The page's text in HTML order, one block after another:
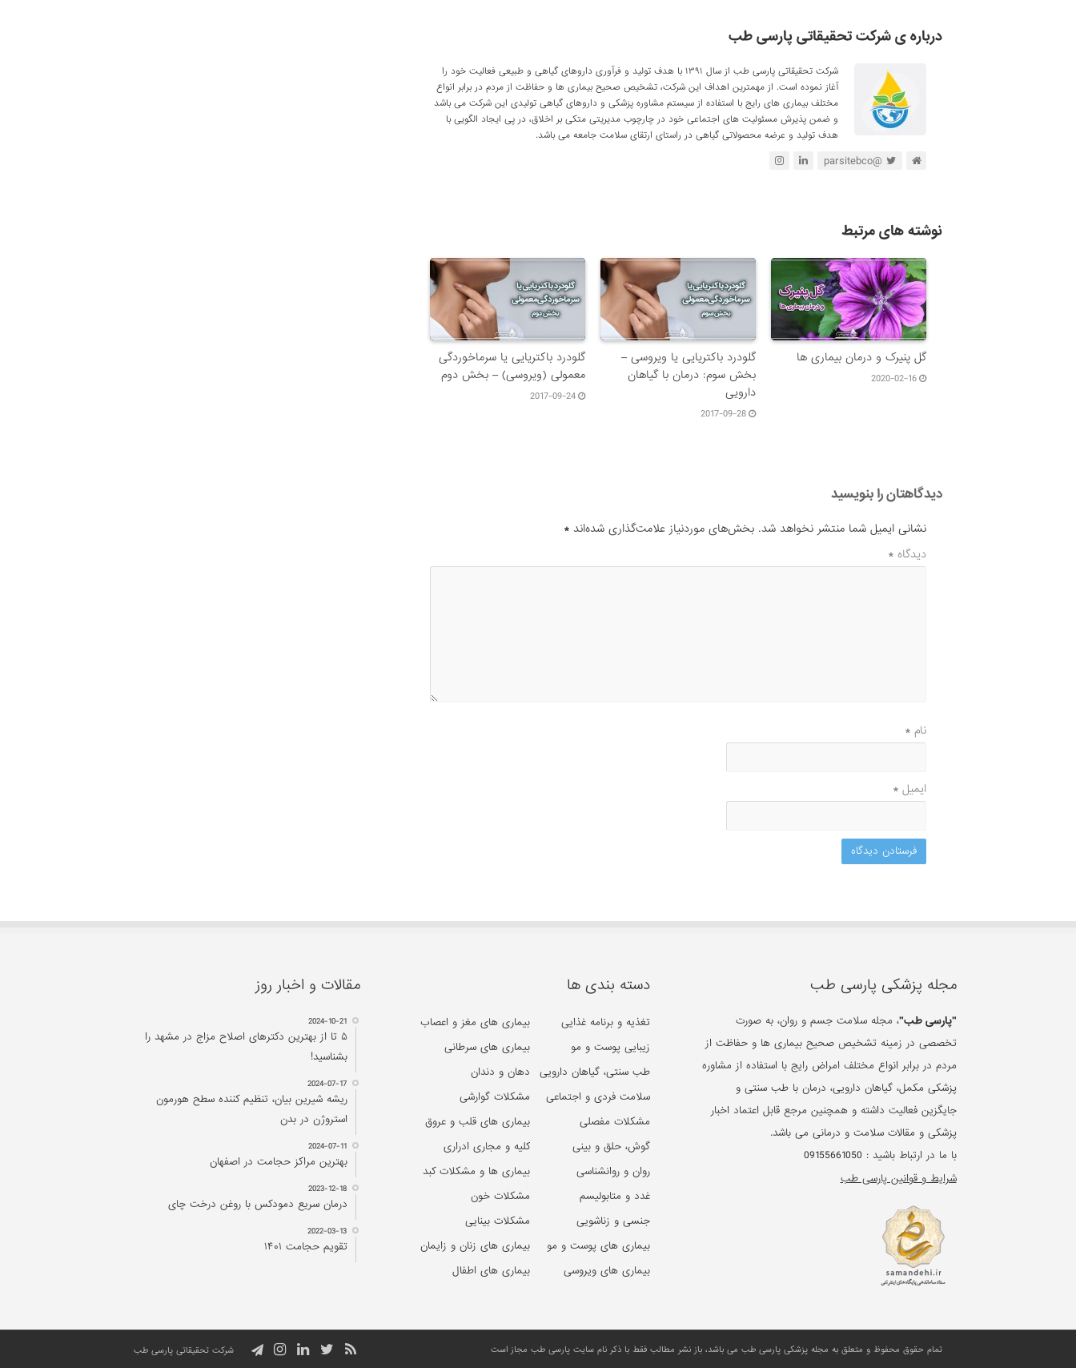
درباره ی شرکت تحقیقاتی پارسی طب
شرکت تحقیقاتی پارسی طب از سال ۱۳۹۱ با هدف تولید و فرآوری داروهای گیاهی و طبیعی فعالیت خود را
آغاز نموده است. از مهمترین اهداف این شرکت، تشخیص صحیح بیماری ها و حفاظت از مردم در برابر انواع
مختلف بیماری های رایج با استفاده از سیستم مشاوره پزشکی و داروهای گیاهی تولیدی این شرکت می باشد
و ضمن پذیرش مسئولیت های اجتماعی خود در چارچوب مدیریتی متکی بر اخلاق، در پی ایجاد الگویی با
هدف تولید و عرضه محصولاتی گیاهی در راستای ارتقای سلامت جامعه می باشد.
@parsitebco
نوشته های مرتبط
گل پنیرک و درمان بیماری ها
2020-02-16
گلودرد باکتریایی یا ویروسی –
بخش سوم: درمان با گیاهان
دارویی
2017-09-28
گلودرد باکتریایی یا سرماخوردگی
معمولی (ویروسی) – بخش دوم
2017-09-24
دیدگاهتان را بنویسید
نشانی ایمیل شما منتشر نخواهد شد. بخش‌های موردنیاز علامت‌گذاری شده‌اند *
دیدگاه *
نام *
ایمیل *
مجله پزشکی پارسی طب
"پارسی طب"، مجله سلامت جسم و روان، به صورت
تخصصی در زمینه تشخیص صحیح بیماری ها و حفاظت از
مردم در برابر انواع مختلف امراض رایج با استفاده از مشاوره
پزشکی مکمل، گیاهان دارویی، درمان با طب سنتی و
جایگزین فعالیت داشته و همچنین مرجع قابل اعتماد اخبار
پزشکی و مقالات سلامت و درمانی می باشد.
با ما در ارتباط باشید : 09155661050
شرایط و قوانین پارسی طب
دسته بندی ها
تغذیه و برنامه غذایی
زیبایی پوست و مو
طب سنتی، گیاهان دارویی
سلامت فردی و اجتماعی
مشکلات مفصلی
گوش، حلق و بینی
روان و روانشناسی
غدد و متابولیسم
جنسی و زناشویی
بیماری های پوست و مو
بیماری های ویروسی
بیماری های مغز و اعصاب
بیماری های سرطانی
دهان و دندان
مشکلات گوارشی
بیماری های قلب و عروق
کلیه و مجاری ادراری
بیماری ها و مشکلات کبد
مشکلات خون
مشکلات بینایی
بیماری های زنان و زایمان
بیماری های اطفال
مقالات و اخبار روز
2024-10-21
۵ تا از بهترین دکتر‌های اصلاح مزاج در مشهد را
بشناسید!
2024-07-17
ریشه شیرین بیان، تنظیم کننده سطح هورمون
استروژن در بدن
2024-07-11
بهترین مراکز حجامت در اصفهان
2023-12-18
درمان سریع دمودکس با روغن درخت چای
2022-03-13
تقویم حجامت ۱۴۰۱
شرکت تحقیقاتی پارسی طب تمام حقوق محفوظ و متعلق به مجله پزشکی پارسی طب می باشد، باز نشر مطالب فقط با ذکر نام سایت پارسی طب مجاز است